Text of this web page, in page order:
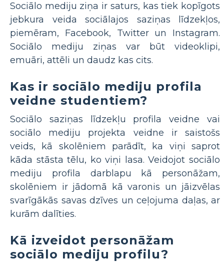
Sociālo mediju ziņa ir saturs, kas tiek kopīgots
jebkura veida sociālajos saziņas līdzekļos,
piemēram, Facebook, Twitter un Instagram.
Sociālo mediju ziņas var būt videoklipi,
emuāri, attēli un daudz kas cits.
Kas ir sociālo mediju profila
veidne studentiem?
Sociālo saziņas līdzekļu profila veidne vai
sociālo mediju projekta veidne ir saistošs
veids, kā skolēniem parādīt, ka viņi saprot
kāda stāsta tēlu, ko viņi lasa. Veidojot sociālo
mediju profila darblapu kā personāžam,
skolēniem ir jādomā kā varonis un jāizvēlas
svarīgākās savas dzīves un ceļojuma daļas, ar
kurām dalīties.
Kā izveidot personāžam
sociālo mediju profilu?